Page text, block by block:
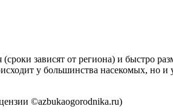
зависят от региона) и быстро
у большинства насекомых, но и
©azbukaogorodnika.ru)